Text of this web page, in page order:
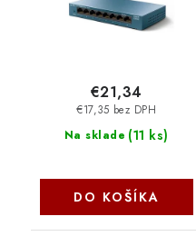
Na sklade (11 ks)
€17,35 bez DPH
€21,34
DO KOŠÍKA